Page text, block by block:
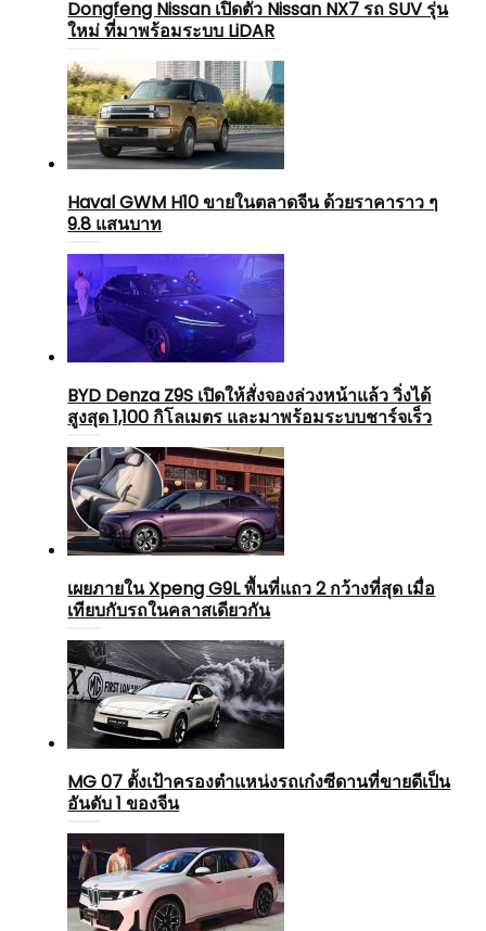
Dongfeng Nissan เปิดตัว Nissan NX7 รถ SUV รุ่น
ใหม่ ที่มาพร้อมระบบ LiDAR
Haval GWM H10 ขายในตลาดจีน ด้วยราคาราว ๆ
9.8 แสนบาท
BYD Denza Z9S เปิดให้สั่งจองล่วงหน้าแล้ว วิ่งได้
สูงสุด 1,100 กิโลเมตร และมาพร้อมระบบชาร์จเร็ว
เผยภายใน Xpeng G9L พื้นที่แถว 2 กว้างที่สุด เมื่อ
เทียบกับรถในคลาสเดียวกัน
MG 07 ตั้งเป้าครองตำแหน่งรถเก๋งซีดานที่ขายดีเป็น
อันดับ 1 ของจีน